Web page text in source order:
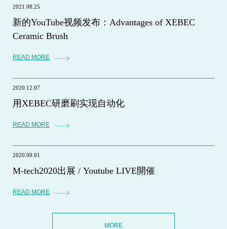
2021.08.25
新的YouTube视频发布：Advantages of XEBEC
Ceramic Brush
READ MORE
2020.12.07
用XEBEC研磨刷实现自动化
READ MORE
2020.09.01
M-tech2020出展 / Youtube LIVE開催
READ MORE
MORE